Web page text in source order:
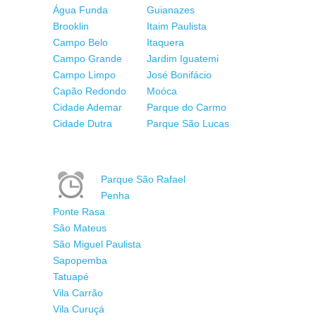
Água Funda
Brooklin
Campo Belo
Campo Grande
Campo Limpo
Capão Redondo
Cidade Ademar
Cidade Dutra
Guianazes
Itaim Paulista
Itaquera
Jardim Iguatemi
José Bonifácio
Moóca
Parque do Carmo
Parque São Lucas
Parque São Rafael
Penha
Ponte Rasa
São Mateus
São Miguel Paulista
Sapopemba
Tatuapé
Vila Carrão
Vila Curuçá